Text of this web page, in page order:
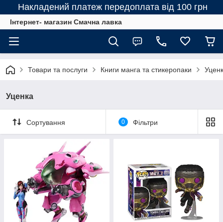
Накладений платеж передоплата від 100 грн
Інтернет- магазин Смачна лавка
Товари та послуги Книги манга та стикеропаки
Уценка
Сортування 0 Фільтри